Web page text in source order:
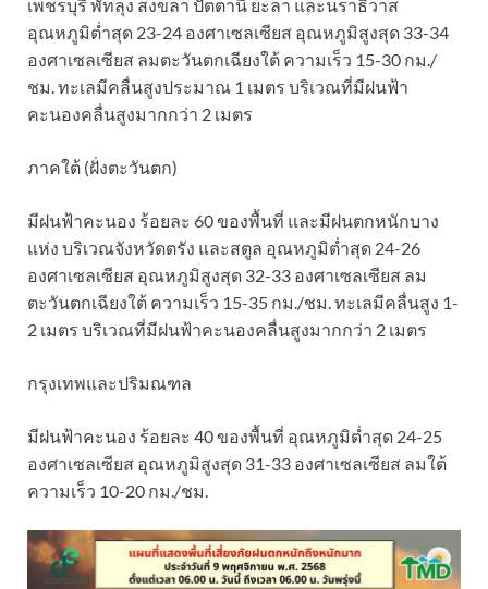
เพชรบุรี พัทลุง สงขลา ปัตตานี ยะลา และนราธิวาส
อุณหภูมิต่ำสุด 23-24 องศาเซลเซียส อุณหภูมิสูงสุด 33-34
องศาเซลเซียส ลมตะวันตกเฉียงใต้ ความเร็ว 15-30 กม./
ชม. ทะเลมีคลื่นสูงประมาณ 1 เมตร บริเวณที่มีฝนฟ้า
คะนองคลื่นสูงมากกว่า 2 เมตร
ภาคใต้ (ฝั่งตะวันตก)
มีฝนฟ้าคะนอง ร้อยละ 60 ของพื้นที่ และมีฝนตกหนักบาง
แห่ง บริเวณจังหวัดตรัง และสตูล อุณหภูมิต่ำสุด 24-26
องศาเซลเซียส อุณหภูมิสูงสุด 32-33 องศาเซลเซียส ลม
ตะวันตกเฉียงใต้ ความเร็ว 15-35 กม./ชม. ทะเลมีคลื่นสูง 1-
2 เมตร บริเวณที่มีฝนฟ้าคะนองคลื่นสูงมากกว่า 2 เมตร
กรุงเทพและปริมณฑล
มีฝนฟ้าคะนอง ร้อยละ 40 ของพื้นที่ อุณหภูมิต่ำสุด 24-25
องศาเซลเซียส อุณหภูมิสูงสุด 31-33 องศาเซลเซียส ลมใต้
ความเร็ว 10-20 กม./ชม.